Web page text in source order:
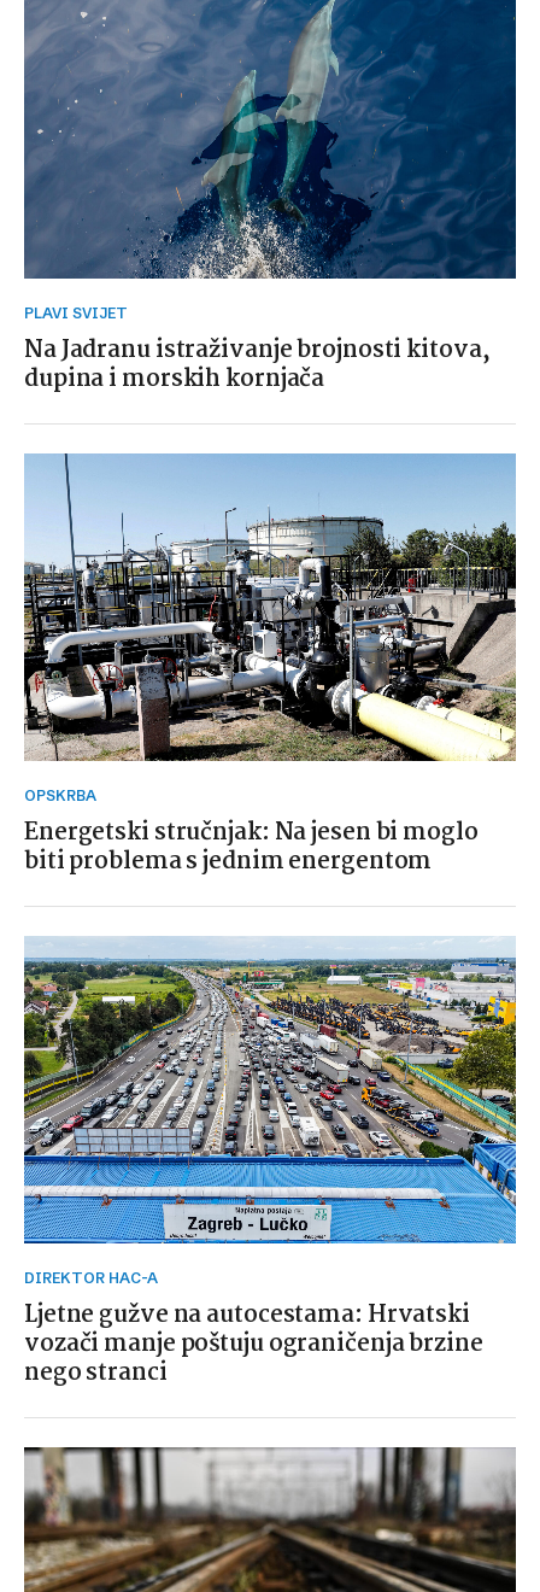
PLAVI SVIJET
Na Jadranu istraživanje brojnosti kitova,
dupina i morskih kornjača
OPSKRBA
Energetski stručnjak: Na jesen bi moglo
biti problema s jednim energentom
DIREKTOR HAC-A
Ljetne gužve na autocestama: Hrvatski
vozači manje poštuju ograničenja brzine
nego stranci